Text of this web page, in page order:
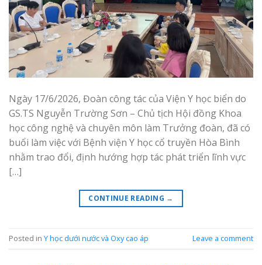
Ngày 17/6/2026, Đoàn công tác của Viện Y học biển do
GS.TS Nguyễn Trường Sơn – Chủ tịch Hội đồng Khoa
học công nghệ và chuyên môn làm Trưởng đoàn, đã có
buổi làm việc với Bệnh viện Y học cổ truyền Hòa Bình
nhằm trao đổi, định hướng hợp tác phát triển lĩnh vực
[…]
CONTINUE READING →
Posted in Y học dưới nước và Oxy cao áp Leave a comment